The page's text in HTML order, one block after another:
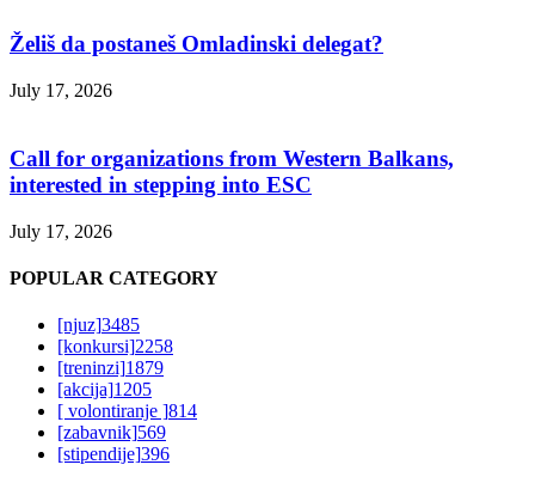
Želiš da postaneš Omladinski delegat?
July 17, 2026
Call for organizations from Western Balkans,
interested in stepping into ESC
July 17, 2026
POPULAR CATEGORY
[njuz]3485
[konkursi]2258
[treninzi]1879
[akcija]1205
[ volontiranje ]814
[zabavnik]569
[stipendije]396